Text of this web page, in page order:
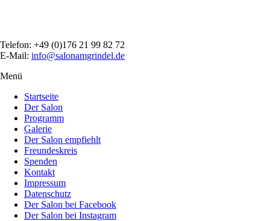
Telefon: +49 (0)176 21 99 82 72
E-Mail: info@salonamgrindel.de
Menü
Startseite
Der Salon
Programm
Galerie
Der Salon empfiehlt
Freundeskreis
Spenden
Kontakt
Impressum
Datenschutz
Der Salon bei Facebook
Der Salon bei Instagram